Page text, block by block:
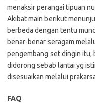
menaksir perangai tipuan
Akibat main berikut
berbeda dengan tentu
benar-benar seragam
pengembang set dingin itu,
didorong sebab lantai yg
disesuaikan melalui
FAQ